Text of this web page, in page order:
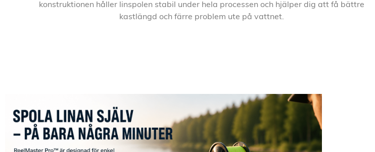
konstruktionen håller linspolen stabil under hela processen och hjälper dig att få bättre
kastlängd och färre problem ute på vattnet.